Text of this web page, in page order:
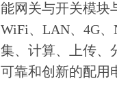
能网关与开关模块
WiFi、LAN、4G
集、计算、上传、
可靠和创新的配用